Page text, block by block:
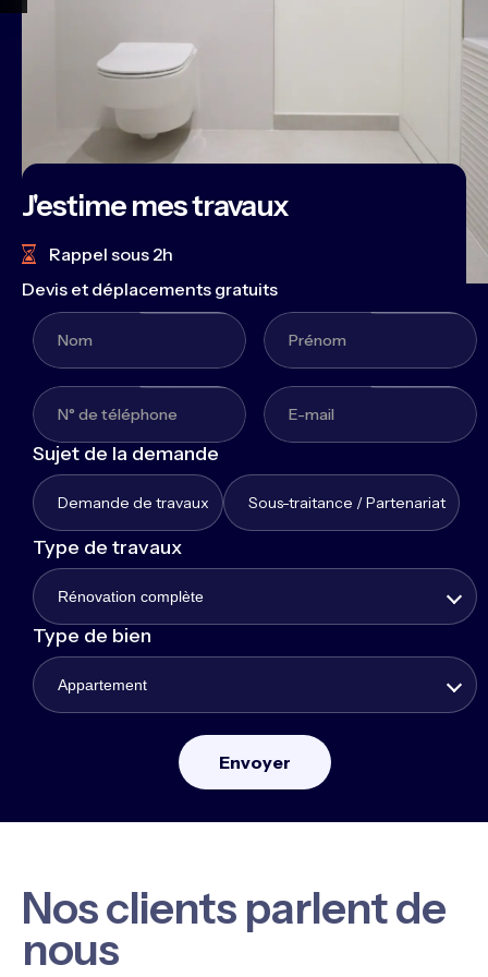
J'estime mes travaux
Rappel sous 2h
Devis et déplacements gratuits
Sujet de la demande
Demande de travaux Sous-traitance / Partenariat
Type de travaux
Rénovation complète
Type de bien
Appartement
Nos clients parlent de
nous